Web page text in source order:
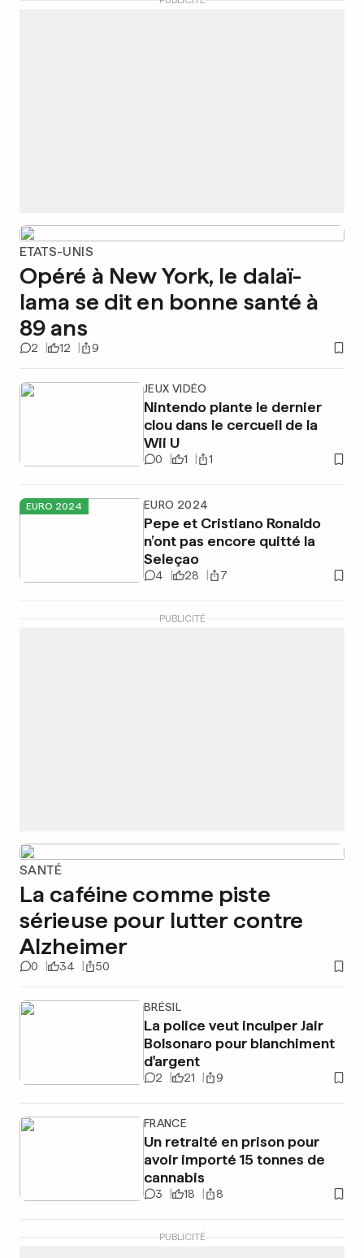
ETATS-UNIS
Opéré à New York, le dalaï-
lama se dit en bonne santé à
89 ans
2 12 9
JEUX VIDÉO
Nintendo plante le dernier
clou dans le cercueil de la
Wii U
0 1 1
EURO 2024 EURO 2024
Pepe et Cristiano Ronaldo
n’ont pas encore quitté la
Seleçao
4 28 7
PUBLICITÉ
SANTÉ
La caféine comme piste
sérieuse pour lutter contre
Alzheimer
0 34 50
BRÉSIL
La police veut inculper Jair
Bolsonaro pour blanchiment
d'argent
2 21 9
FRANCE
Un retraité en prison pour
avoir importé 15 tonnes de
cannabis
3 18 8
PUBLICITÉ